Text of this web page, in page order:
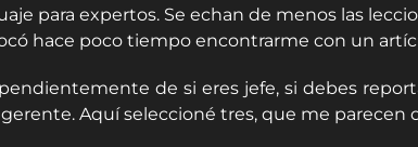
para expertos. Se echan de menos las
hace poco tiempo encontrarme con un
de si eres jefe, si debes
Aquí seleccioné tres, que me parecen